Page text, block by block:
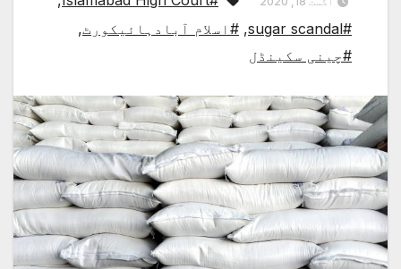
#sugar scandal
, #اسلام آبادہائیکورٹ,
#چینی سکینڈل